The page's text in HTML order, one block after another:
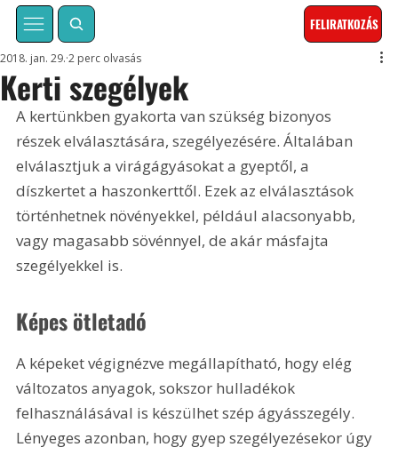
FELIRATKOZÁS
Kerti szegélyek
2018. jan. 29. 2 perc olvasás
A kertünkben gyakorta van szükség bizonyos
részek elválasztására, szegélyezésére. Általában
elválasztjuk a virágágyásokat a gyeptől, a
díszkertet a haszonkerttől. Ezek az elválasztások
történhetnek növényekkel, például alacsonyabb,
vagy magasabb sövénnyel, de akár másfajta
szegélyekkel is.
Képes ötletadó
A képeket végignézve megállapítható, hogy elég
változatos anyagok, sokszor hulladékok
felhasználásával is készülhet szép ágyásszegély.
Lényeges azonban, hogy gyep szegélyezésekor úgy